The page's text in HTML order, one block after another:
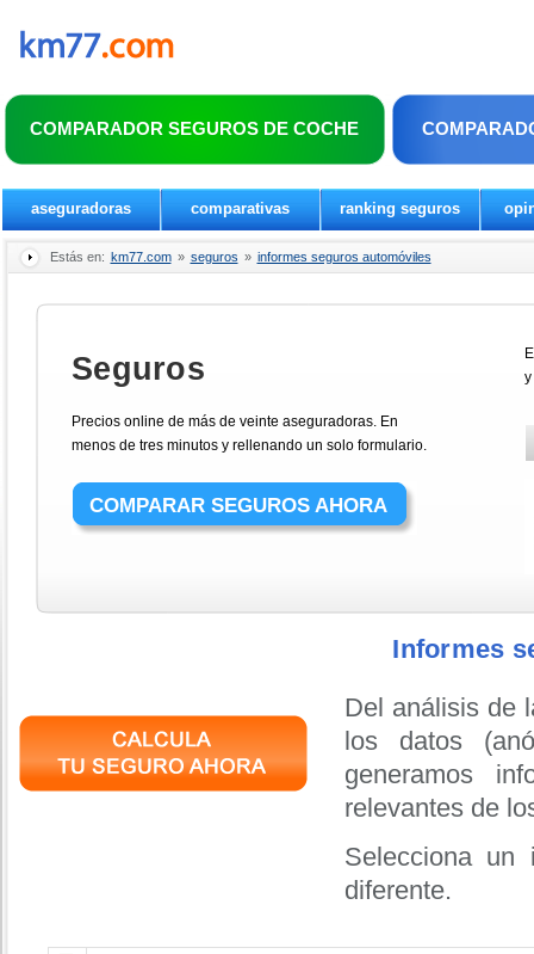
COMPARADOR SEGUROS DE COCHE
aseguradoras comparativas ranking seguros
Estás en: km77.com » seguros » informes seguros automóviles
Seguros
Precios online de más de veinte aseguradoras. En
menos de tres minutos y rellenando un solo formulario.
COMPARAR SEGUROS AHORA
Informes
Del análisis de
los datos
generamos
relevantes de
Selecciona
diferente.